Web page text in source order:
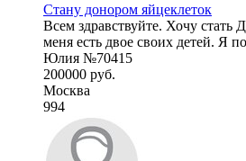
Стану донором яйцеклеток
Всем здравствуйте. Хочу стать
меня есть двое своих детей. Я
Юлия №70415
200000 руб.
Москва
994